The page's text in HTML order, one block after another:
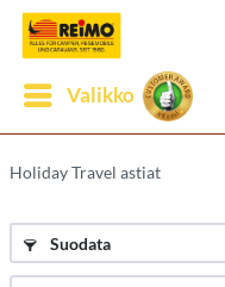
Valikko
Holiday Travel astiat
Suodata